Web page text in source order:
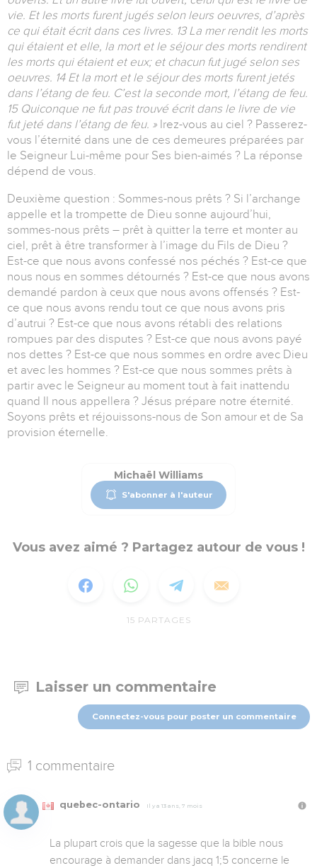
vie. Et les morts furent jugés selon leurs oeuvres, d’après
ce qui était écrit dans ces livres. 13 La mer rendit les morts
qui étaient et elle, la mort et le séjour des morts rendirent
les morts qui étaient et eux; et chacun fut jugé selon ses
oeuvres. 14 Et la mort et le séjour des morts furent jetés
dans l’étang de feu. C’est la seconde mort, l’étang de feu.
15 Quiconque ne fut pas trouvé écrit dans le livre de vie
fut jeté dans l’étang de feu. » Irez-vous au ciel ? Passerez-
vous l’éternité dans une de ces demeures préparées par
le Seigneur Lui-même pour Ses bien-aimés ? La réponse
dépend de vous.
Deuxième question : Sommes-nous prêts ? Si l’archange
appelle et la trompette de Dieu sonne aujourd’hui,
sommes-nous prêts – prêt à quitter la terre et monter au
ciel, prêt à être transformer à l’image du Fils de Dieu ?
Est-ce que nous avons confessé nos péchés ? Est-ce que
nous nous en sommes détournés ? Est-ce que nous avons
demandé pardon à ceux que nous avons offensés ? Est-
ce que nous avons rendu tout ce que nous avons pris
d’autrui ? Est-ce que nous avons rétabli des relations
rompues par des disputes ? Est-ce que nous avons payé
nos dettes ? Est-ce que nous sommes en ordre avec Dieu
et avec les hommes ? Est-ce que nous sommes prêts à
partir avec le Seigneur au moment tout à fait inattendu
quand Il nous appellera ? Jésus prépare notre éternité.
Soyons prêts et réjouissons-nous de Son amour et de Sa
provision éternelle.
Michaël Williams
S'abonner à l'auteur
Vous avez aimé ? Partagez autour de vous !
15 PARTAGES
Laisser un commentaire
Connectez-vous pour poster un commentaire
1 commentaire
quebec-ontario Il y a 13 ans, 7 mois
La plupart crois que la sagesse que la bible nous
encourage à demander dans jacq 1;5 concerne le